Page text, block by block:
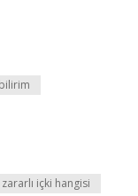
zararlı içki hangisi